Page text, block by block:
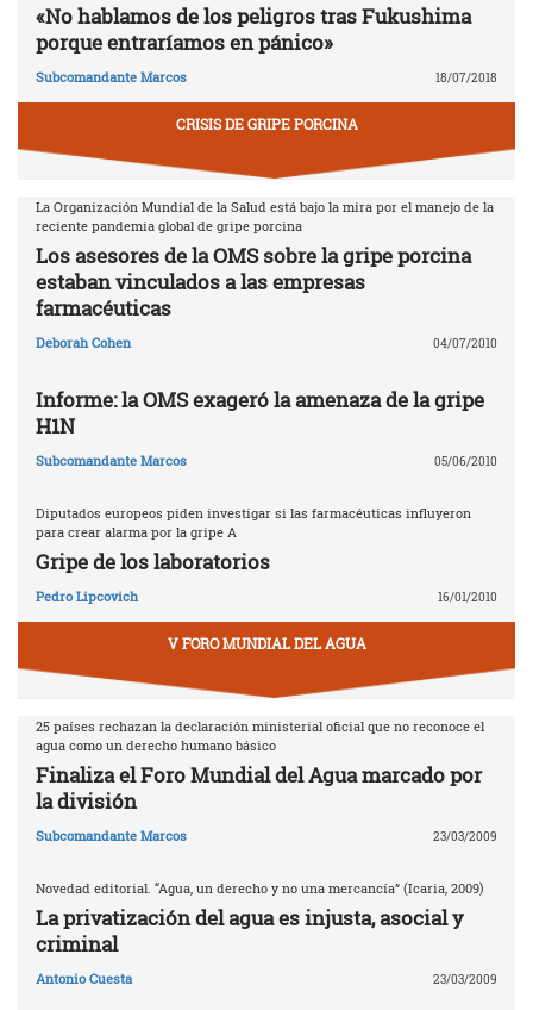
«No hablamos de los peligros tras Fukushima
porque entraríamos en pánico»
Subcomandante Marcos 18/07/2018
CRISIS DE GRIPE PORCINA
La Organización Mundial de la Salud está bajo la mira por el manejo de la
reciente pandemia global de gripe porcina
Los asesores de la OMS sobre la gripe porcina
estaban vinculados a las empresas
farmacéuticas
Deborah Cohen 04/07/2010
Informe: la OMS exageró la amenaza de la gripe
H1N
Subcomandante Marcos 05/06/2010
Diputados europeos piden investigar si las farmacéuticas influyeron
para crear alarma por la gripe A
Gripe de los laboratorios
Pedro Lipcovich 16/01/2010
V FORO MUNDIAL DEL AGUA
25 países rechazan la declaración ministerial oficial que no reconoce el
agua como un derecho humano básico
Finaliza el Foro Mundial del Agua marcado por
la división
Subcomandante Marcos 23/03/2009
Novedad editorial. “Agua, un derecho y no una mercancía” (Icaria, 2009)
La privatización del agua es injusta, asocial y
criminal
Antonio Cuesta 23/03/2009